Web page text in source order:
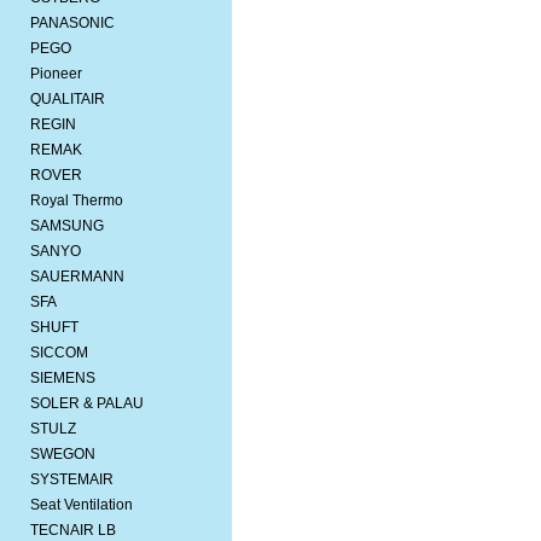
PANASONIC
PEGO
Pioneer
QUALITAIR
REGIN
REMAK
ROVER
Royal Thermo
SAMSUNG
SANYO
SAUERMANN
SFA
SHUFT
SICCOM
SIEMENS
SOLER & PALAU
STULZ
SWEGON
SYSTEMAIR
Seat Ventilation
TECNAIR LB